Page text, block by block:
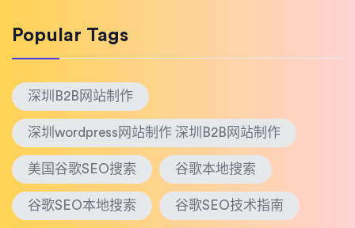
Popular Tags
深圳B2B网站制作
深圳wordpress网站制作 深圳B2B网站制作
美国谷歌SEO搜索 谷歌本地搜索
谷歌SEO本地搜索 谷歌SEO技术指南